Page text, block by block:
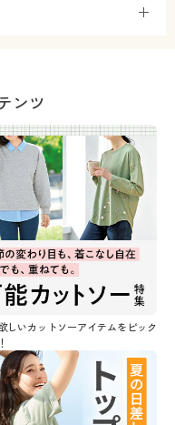
ンツ
しいカットソーアイテムをピック